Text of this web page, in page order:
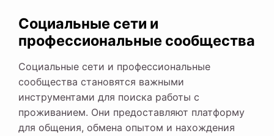
Социальные сети и
профессиональные сообщества
Социальные сети и профессиональные
сообщества становятся важными
инструментами для поиска работы с
проживанием. Они предоставляют платформу
для общения, обмена опытом и нахождения